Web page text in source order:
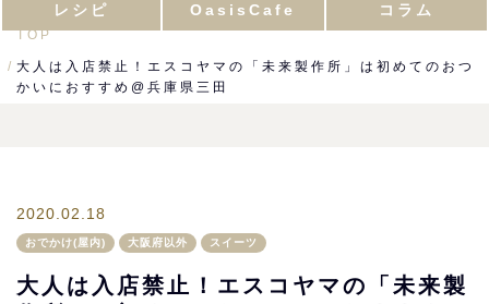
レシピ OasisCafe コラム
TOP
大人は入店禁止！エスコヤマの「未来製作所」は初めてのおつ
かいにおすすめ@兵庫県三田
2020.02.18
おでかけ(屋内) 大阪府以外 スイーツ
大人は入店禁止！エスコヤマの「未来製